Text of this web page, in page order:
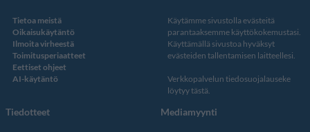
Tietoa meistä
Oikaisukäytäntö
Ilmoita virheestä
Toimitusperiaatteet
Eettiset ohjeet
AI-käytäntö
Käytämme sivustolla evästeitä
parantaaksemme käyttökokemustasi.
Käyttämällä sivustoa hyväksyt
evästeiden tallentamisen laitteellesi.
Verkkopalvelun tiedosuojalauseke
löytyy tästä
Tiedotteet Mediamyynti